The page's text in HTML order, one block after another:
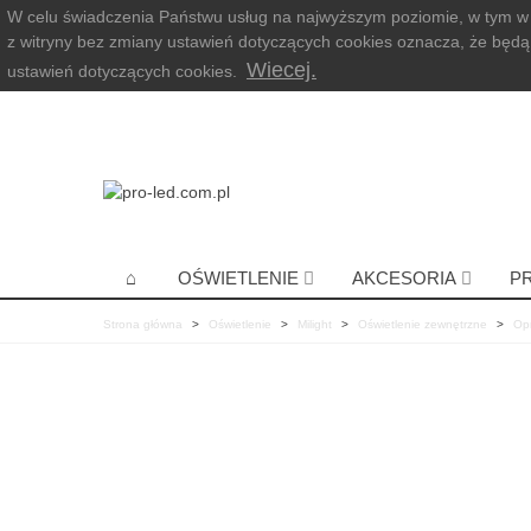
W celu świadczenia Państwu usług na najwyższym poziomie, w
z witryny bez zmiany ustawień dotyczących cookies oznacza, że
ustawień dotyczących cookies.
Wiecej.
OŚWIETLENIE AKCESORIA
Strona główna > Oświetlenie > Milight > Oświetlenie zewnętrzne >